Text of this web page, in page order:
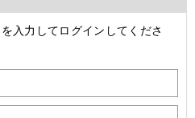
入力してログインしてくださ